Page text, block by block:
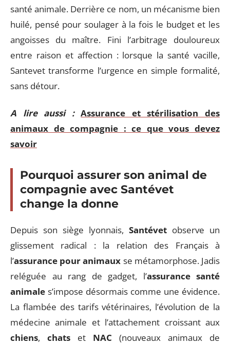
santé animale. Derrière ce nom, un mécanisme bien
huilé, pensé pour soulager à la fois le budget et les
angoisses du maître. Fini l’arbitrage douloureux
entre raison et affection : lorsque la santé vacille,
Santevet transforme l’urgence en simple formalité,
sans détour.
A lire aussi : Assurance et stérilisation des
animaux de compagnie : ce que vous devez
savoir
Pourquoi assurer son animal de
compagnie avec Santévet
change la donne
Depuis son siège lyonnais, Santévet observe un
glissement radical : la relation des Français à
l’assurance pour animaux se métamorphose. Jadis
reléguée au rang de gadget, l’assurance santé
animale s’impose désormais comme une évidence.
La flambée des tarifs vétérinaires, l’évolution de la
médecine animale et l’attachement croissant aux
chiens, chats et NAC (nouveaux animaux de